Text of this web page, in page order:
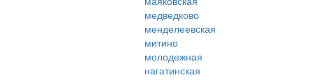
медведково
менделеевская
митино
молодежная
нагатинская